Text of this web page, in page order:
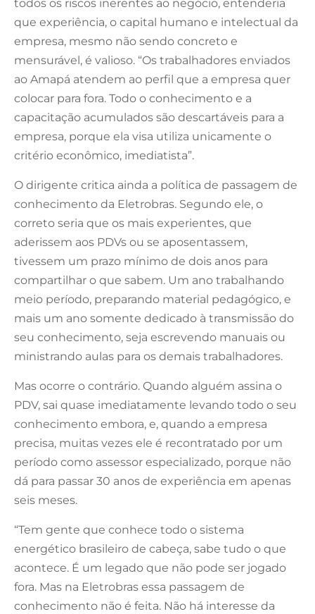
todos os riscos inerentes ao negócio, entenderia
que experiência, o capital humano e intelectual da
empresa, mesmo não sendo concreto e
mensurável, é valioso. “Os trabalhadores enviados
ao Amapá atendem ao perfil que a empresa quer
colocar para fora. Todo o conhecimento e a
capacitação acumulados são descartáveis para a
empresa, porque ela visa utiliza unicamente o
critério econômico, imediatista”.
O dirigente critica ainda a política de passagem de
conhecimento da Eletrobras. Segundo ele, o
correto seria que os mais experientes, que
aderissem aos PDVs ou se aposentassem,
tivessem um prazo mínimo de dois anos para
compartilhar o que sabem. Um ano trabalhando
meio período, preparando material pedagógico, e
mais um ano somente dedicado à transmissão do
seu conhecimento, seja escrevendo manuais ou
ministrando aulas para os demais trabalhadores.
Mas ocorre o contrário. Quando alguém assina o
PDV, sai quase imediatamente levando todo o seu
conhecimento embora, e, quando a empresa
precisa, muitas vezes ele é recontratado por um
período como assessor especializado, porque não
dá para passar 30 anos de experiência em apenas
seis meses.
“Tem gente que conhece todo o sistema
energético brasileiro de cabeça, sabe tudo o que
acontece. É um legado que não pode ser jogado
fora. Mas na Eletrobras essa passagem de
conhecimento não é feita. Não há interesse da